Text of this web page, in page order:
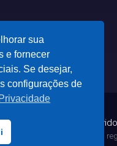
© 2023 -
Todas as marcas
sua
e fornecer
Se desejar,
configurações de